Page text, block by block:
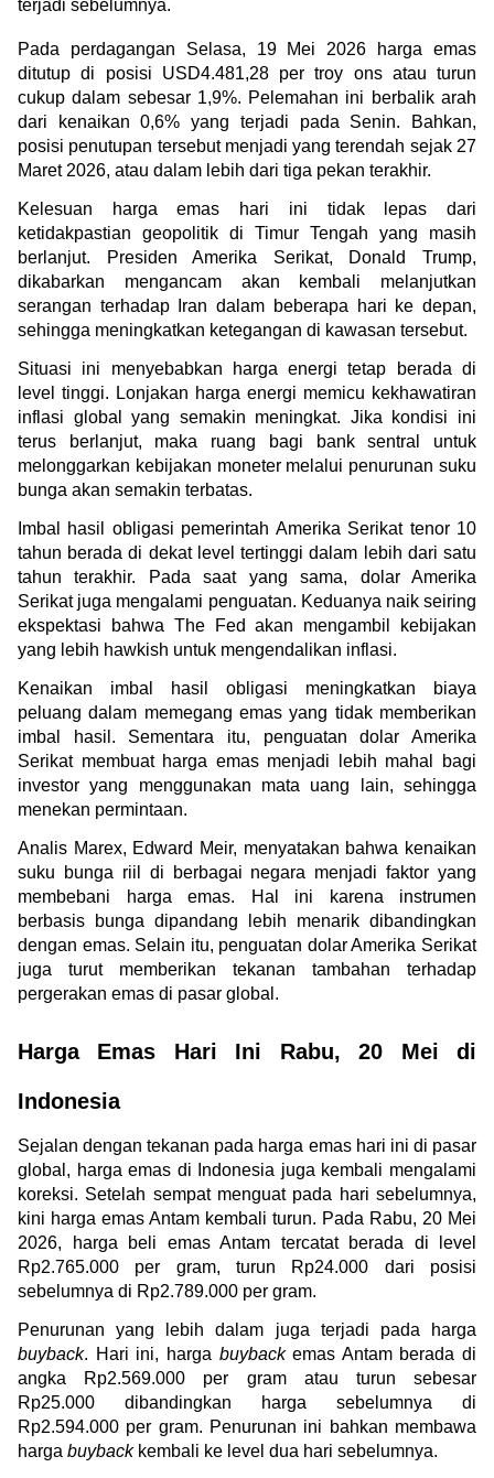
terjadi sebelumnya.
Pada perdagangan Selasa, 19 Mei 2026 harga emas
ditutup di posisi USD4.481,28 per troy ons atau turun
cukup dalam sebesar 1,9%. Pelemahan ini berbalik arah
dari kenaikan 0,6% yang terjadi pada Senin. Bahkan,
posisi penutupan tersebut menjadi yang terendah sejak 27
Maret 2026, atau dalam lebih dari tiga pekan terakhir.
Kelesuan harga emas hari ini tidak lepas dari
ketidakpastian geopolitik di Timur Tengah yang masih
berlanjut. Presiden Amerika Serikat, Donald Trump,
dikabarkan mengancam akan kembali melanjutkan
serangan terhadap Iran dalam beberapa hari ke depan,
sehingga meningkatkan ketegangan di kawasan tersebut.
Situasi ini menyebabkan harga energi tetap berada di
level tinggi. Lonjakan harga energi memicu kekhawatiran
inflasi global yang semakin meningkat. Jika kondisi ini
terus berlanjut, maka ruang bagi bank sentral untuk
melonggarkan kebijakan moneter melalui penurunan suku
bunga akan semakin terbatas.
Imbal hasil obligasi pemerintah Amerika Serikat tenor 10
tahun berada di dekat level tertinggi dalam lebih dari satu
tahun terakhir. Pada saat yang sama, dolar Amerika
Serikat juga mengalami penguatan. Keduanya naik seiring
ekspektasi bahwa The Fed akan mengambil kebijakan
yang lebih hawkish untuk mengendalikan inflasi.
Kenaikan imbal hasil obligasi meningkatkan biaya
peluang dalam memegang emas yang tidak memberikan
imbal hasil. Sementara itu, penguatan dolar Amerika
Serikat membuat harga emas menjadi lebih mahal bagi
investor yang menggunakan mata uang lain, sehingga
menekan permintaan.
Analis Marex, Edward Meir, menyatakan bahwa kenaikan
suku bunga riil di berbagai negara menjadi faktor yang
membebani harga emas. Hal ini karena instrumen
berbasis bunga dipandang lebih menarik dibandingkan
dengan emas. Selain itu, penguatan dolar Amerika Serikat
juga turut memberikan tekanan tambahan terhadap
pergerakan emas di pasar global.
Harga Emas Hari Ini Rabu, 20 Mei di
Indonesia
Sejalan dengan tekanan pada harga emas hari ini di pasar
global, harga emas di Indonesia juga kembali mengalami
koreksi. Setelah sempat menguat pada hari sebelumnya,
kini harga emas Antam kembali turun. Pada Rabu, 20 Mei
2026, harga beli emas Antam tercatat berada di level
Rp2.765.000 per gram, turun Rp24.000 dari posisi
sebelumnya di Rp2.789.000 per gram.
buyback. Hari ini, harga buyback emas Antam berada di
angka Rp2.569.000 per gram atau turun sebesar
Rp25.000 dibandingkan harga sebelumnya di
Rp2.594.000 per gram. Penurunan ini bahkan membawa
harga buyback kembali ke level dua hari sebelumnya.